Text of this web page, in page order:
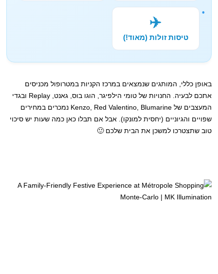
✈️
טיסות זולות (מאוד!)
באופן כללי, המותגים שנמצאים במרכז הקניות במטרופול מכניסים
אתכם לבעיה. החנויות של טומי הילפיגר, הוגו בוס, גאנט, Replay ובגדי
המעצבים של Kenzo, Red Valentino, Blumarine נמכרים במחירים
שפויים והגיוניים (יחסית למונקו). אבל אם תבלו כאן כמה שעות יש סיכוי
טוב שתצטרכו למשכן את הבית שלכם 🙂